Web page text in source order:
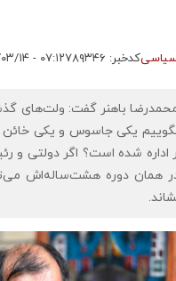
سیاسیکدخبر: ۷۸۹۳۴۶ ۱۴۰۵/۰۳/۱۴ -
محمدرضا باهنر گفت: ولت‌های
بگوییم یکی جاسوس و یکی
اداره شده است؟ اگر دولتی
همان دوره هشت‌ساله‌اش